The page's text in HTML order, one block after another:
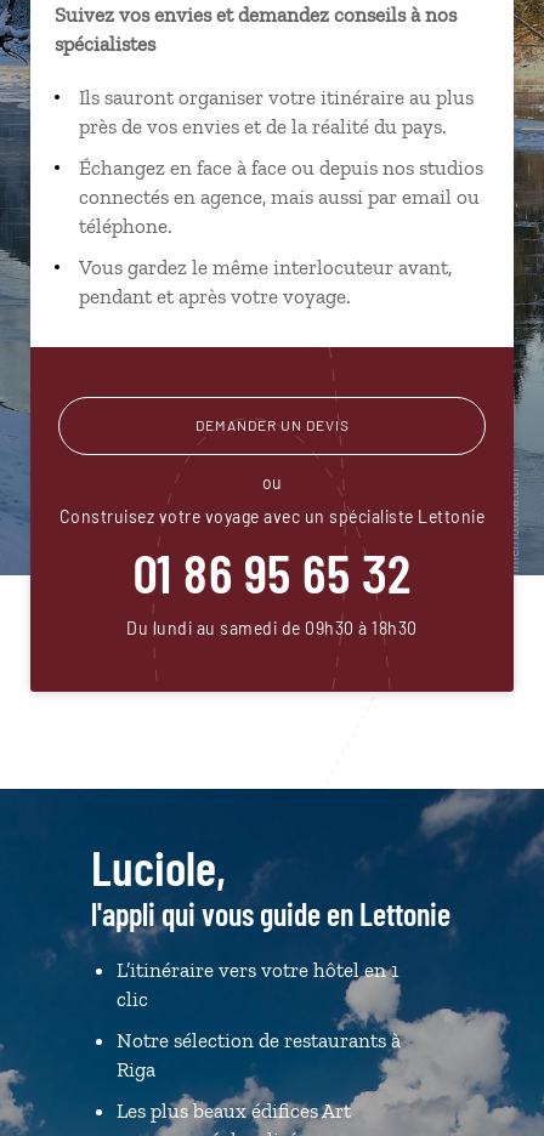
Suivez vos envies et demandez conseils à nos
spécialistes
Ils sauront organiser votre itinéraire au plus
près de vos envies et de la réalité du pays.
Échangez en face à face ou depuis nos studios
connectés en agence, mais aussi par email ou
téléphone.
Vous gardez le même interlocuteur avant,
pendant et après votre voyage.
DEMANDER UN DEVIS
ou
Construisez votre voyage avec un spécialiste Lettonie
01 86 95 65 32
Du lundi au samedi de 09h30 à 18h30
Luciole,
l'appli qui vous guide en Lettonie
L’itinéraire vers votre hôtel en 1
clic
Notre sélection de restaurants à
Riga
Les plus beaux édifices Art